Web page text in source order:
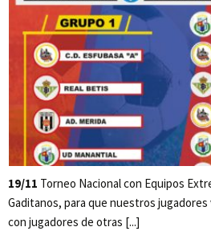
19/11 Torneo Nacional con Equipos
Gaditanos, para que nuestros
con jugadores de otras [...]